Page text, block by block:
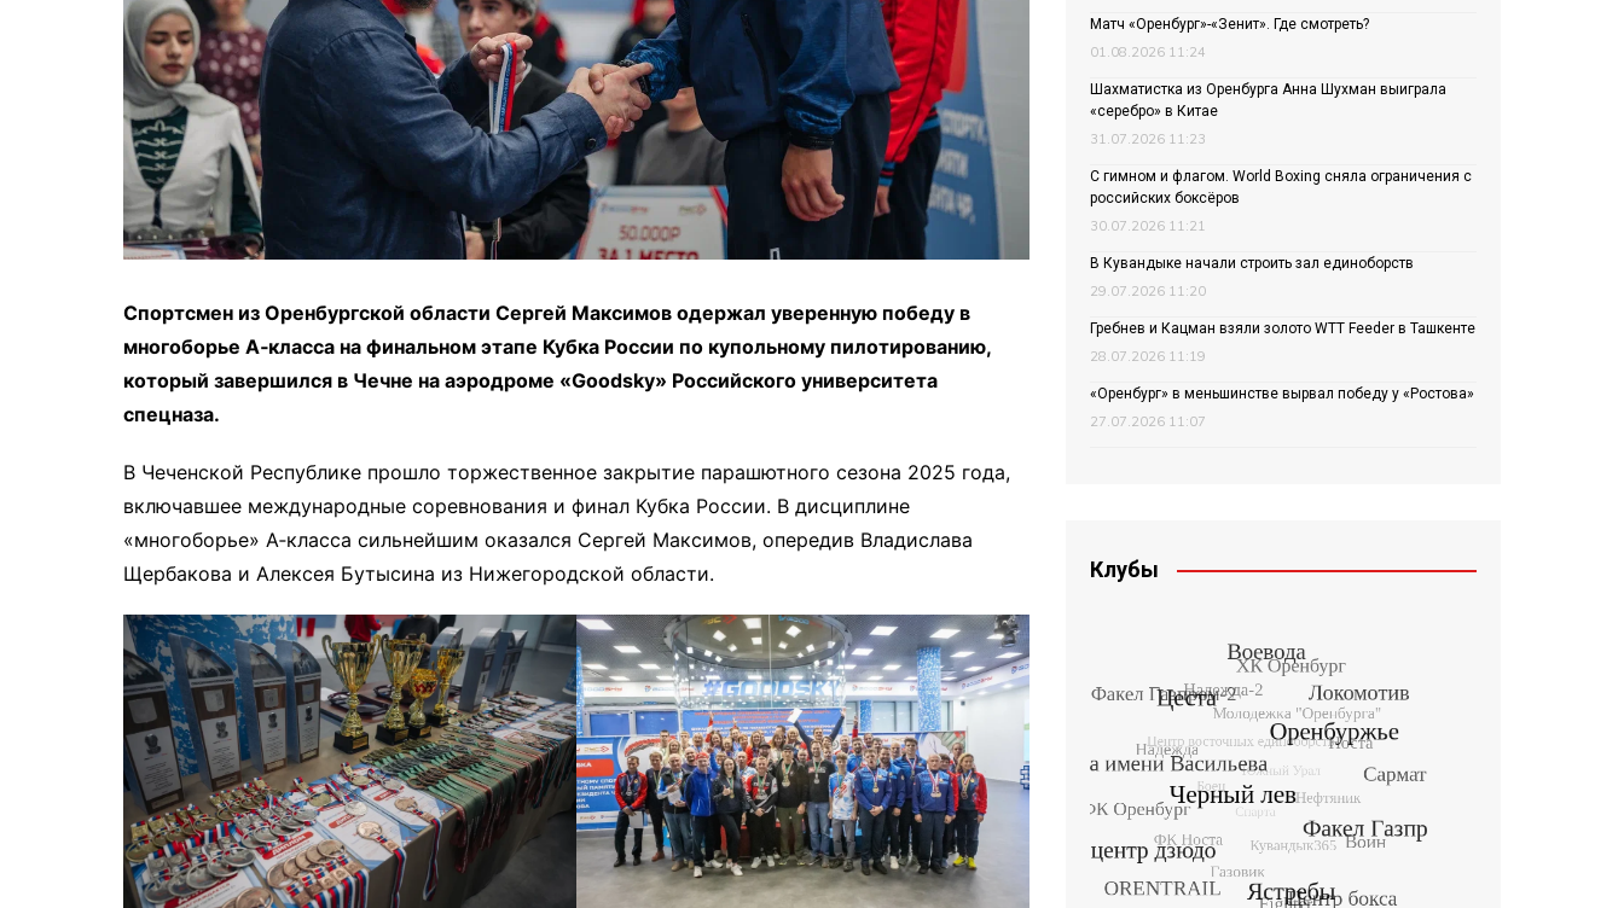
Спортсмен из Оренбургской области Сергей Максимов одержал уверенную победу в
многоборье А‑класса на финальном этапе Кубка России по купольному пилотированию,
который завершился в Чечне на аэродроме «Goodsky» Российского университета
спецназа.
В Чеченской Республике прошло торжественное закрытие парашютного сезона 2025 года,
включавшее международные соревнования и финал Кубка России. В дисциплине
«многоборье» А‑класса сильнейшим оказался Сергей Максимов, опередив Владислава
Щербакова и Алексея Бутысина из Нижегородской области.
Матч «Оренбург»-«Зенит». Где смотреть?
01.08.2026 11:24
Шахматистка из Оренбурга Анна Шухман выиграла
«серебро» в Китае
31.07.2026 11:23
С гимном и флагом. World Boxing сняла ограничения с
российских боксёров
30.07.2026 11:21
В Кувандыке начали строить зал единоборств
29.07.2026 11:20
Гребнев и Кацман взяли золото WTT Feeder в Ташкенте
28.07.2026 11:19
«Оренбург» в меньшинстве вырвал победу у «Ростова»
27.07.2026 11:07
Клубы